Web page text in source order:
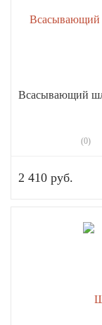
Всасывающий
(0)
2 410 руб.